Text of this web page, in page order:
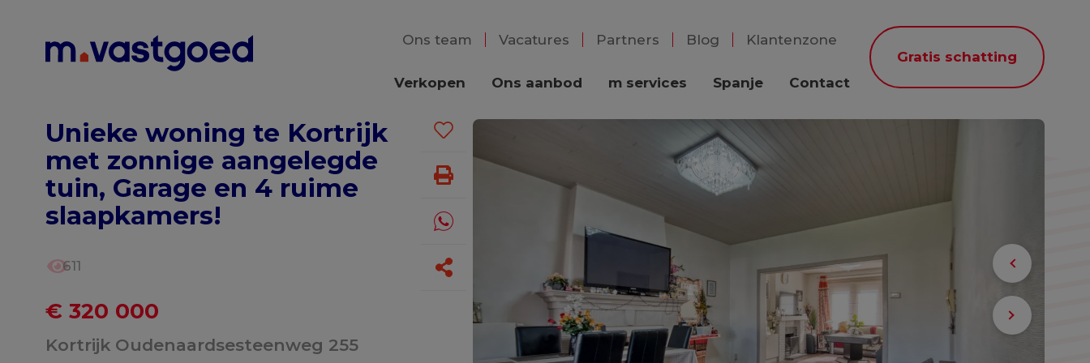
Ons team
Vacatures Partners Blog Klantenzone
Verkopen Ons aanbod m services Spanje Contact
Gratis schatting
Unieke woning te Kortrijk
met zonnige aangelegde
tuin, Garage en 4 ruime
slaapkamers!
611
€ 320 000
Kortrijk Oudenaardsesteenweg 255
Previous
Next